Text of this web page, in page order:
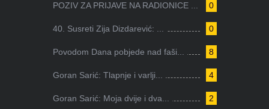
0
POZIV ZA PRIJAVE NA RADIONICE ...
0
40. Susreti Zija Dizdarević: ...
8
Povodom Dana pobjede nad faši...
4
Goran Sarić: Tlapnje i varlji...
2
Goran Sarić: Moja dvije i dva...